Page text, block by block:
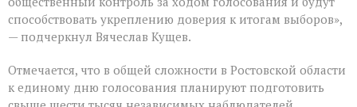
способствовать укреплению доверия к итогам выборов»,
— подчеркнул Вячеслав Кущев.
Отмечается, что в общей сложности в Ростовской области
к единому дню голосования планируют подготовить